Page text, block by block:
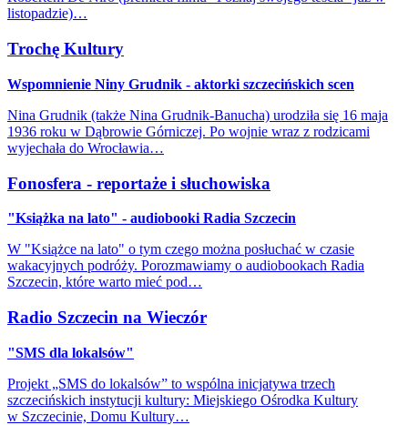
listopadzie)…
Trochę Kultury
Wspomnienie Niny Grudnik - aktorki szczecińskich scen
Nina Grudnik (także Nina Grudnik-Banucha) urodziła się 16 maja
1936 roku w Dąbrowie Górniczej. Po wojnie wraz z rodzicami
wyjechała do Wrocławia…
Fonosfera - reportaże i słuchowiska
"Książka na lato" - audiobooki Radia Szczecin
W "Książce na lato" o tym czego można posłuchać w czasie
wakacyjnych podróży. Porozmawiamy o audiobookach Radia
Szczecin, które warto mieć pod…
Radio Szczecin na Wieczór
"SMS dla lokalsów"
Projekt „SMS do lokalsów” to wspólna inicjatywa trzech
szczecińskich instytucji kultury: Miejskiego Ośrodka Kultury
w Szczecinie, Domu Kultury…